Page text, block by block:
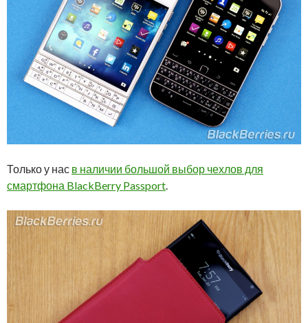
Только у нас в наличии большой выбор чехлов для
смартфона BlackBerry Passport.